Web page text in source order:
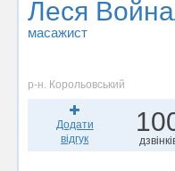
Леся
масажист
р-н. Корольовський
Додати
відгук